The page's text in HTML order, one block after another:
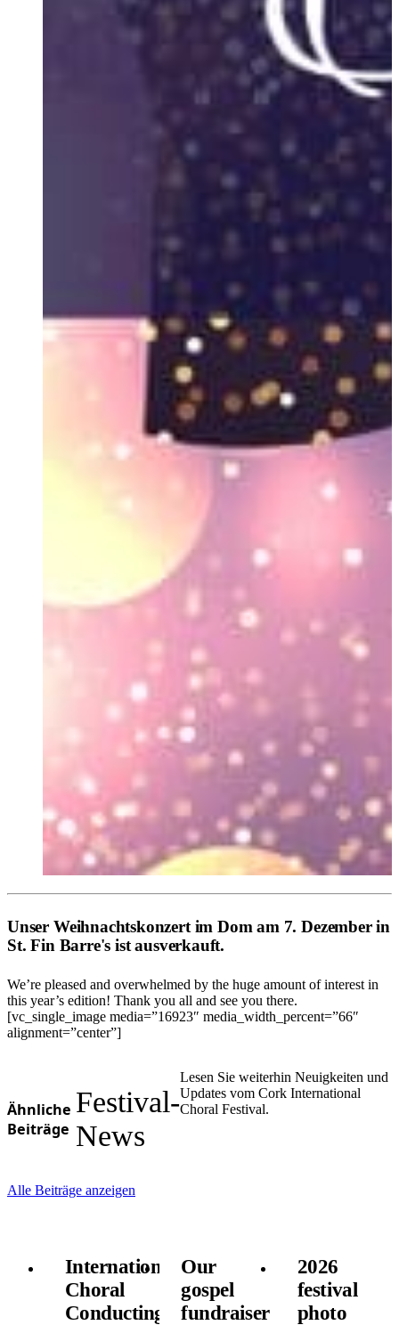
Unser Weihnachtskonzert im Dom am 7. Dezember in
St. Fin Barre's ist ausverkauft.
We’re pleased and overwhelmed by the huge amount of interest in
this year’s edition! Thank you all and see you there.
[vc_single_image media=”16923″ media_width_percent=”66″
alignment=”center”]
Ähnliche
Beiträge
Festival-
News
Lesen Sie weiterhin Neuigkeiten und
Updates vom Cork International
Choral Festival.
Alle Beiträge anzeigen
International
Choral
Conducting
Our
gospel
fundraiser
2026
festival
photo